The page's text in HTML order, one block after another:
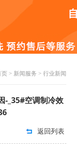
页> 新闻服务 > 行业新闻
-_35#空调制冷效
返回列表